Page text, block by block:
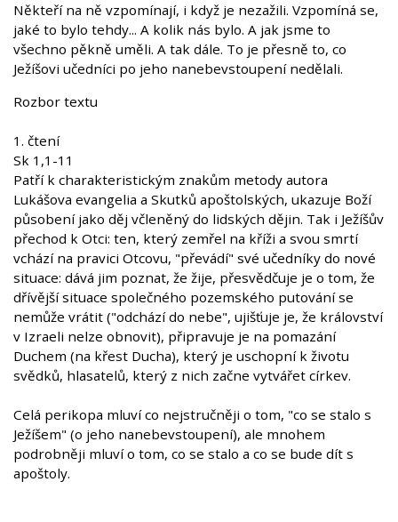
Někteří na ně vzpomínají, i když je nezažili. Vzpomíná se,
jaké to bylo tehdy... A kolik nás bylo. A jak jsme to
všechno pěkně uměli. A tak dále. To je přesně to, co
Ježíšovi učedníci po jeho nanebevstoupení nedělali.
Rozbor textu
1. čtení
Sk 1,1-11
Patří k charakteristickým znakům metody autora
Lukášova evangelia a Skutků apoštolských, ukazuje Boží
působení jako děj včleněný do lidských dějin. Tak i Ježíšův
přechod k Otci: ten, který zemřel na kříži a svou smrtí
vchází na pravici Otcovu, "převádí" své učedníky do nové
situace: dává jim poznat, že žije, přesvědčuje je o tom, že
dřívější situace společného pozemského putování se
nemůže vrátit ("odchází do nebe", ujišťuje je, že království
v Izraeli nelze obnovit), připravuje je na pomazání
Duchem (na křest Ducha), který je uschopní k životu
svědků, hlasatelů, který z nich začne vytvářet církev.
Celá perikopa mluví co nejstručněji o tom, "co se stalo s
Ježíšem" (o jeho nanebevstoupení), ale mnohem
podrobněji mluví o tom, co se stalo a co se bude dít s
apoštoly.